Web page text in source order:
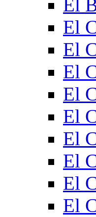
El
El
El
El
El
El
El
El
El
El